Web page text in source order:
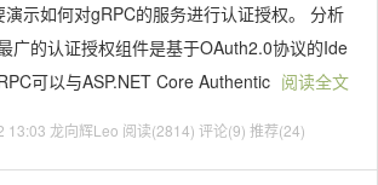
示如何对gRPC的服务进行认证授权。 分析
广的认证授权组件是基于OAuth2.0协议的Ide
可以与ASP.NET Core Authentic 阅读全文
13:03 龙向辉Leo 阅读(2814) 评论(9) 推荐(24)